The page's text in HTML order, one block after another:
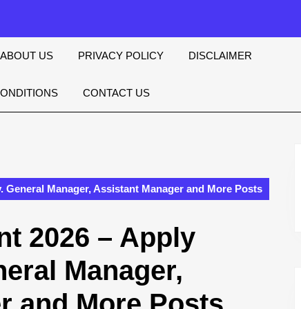
ABOUT US PRIVACY POLICY DISCLAIMER
CONTACT US
Manager, Assistant Manager and More Posts
2026 – Apply
Manager,